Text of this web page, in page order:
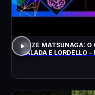
ELIZE MATSUNAGA: O
SALADA E